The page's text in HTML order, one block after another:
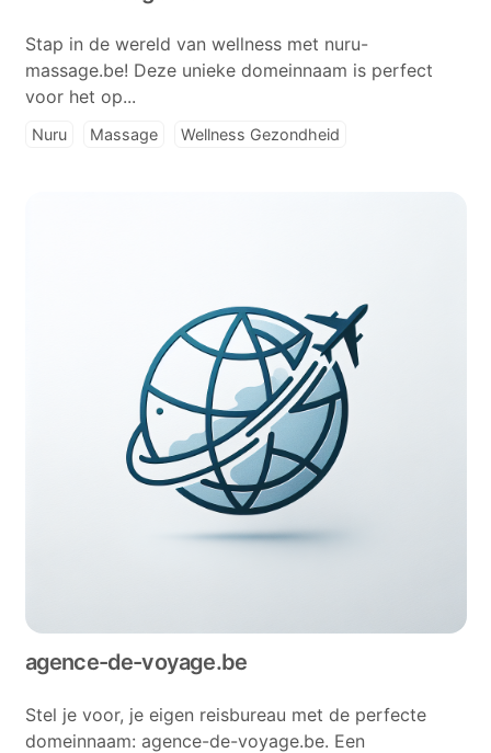
Stap in de wereld van wellness met nuru-
massage.be! Deze unieke domeinnaam is perfect
voor het op...
Nuru Massage Wellness Gezondheid
agence-de-voyage.be
Stel je voor, je eigen reisbureau met de perfecte
domeinnaam: agence-de-voyage.be. Een